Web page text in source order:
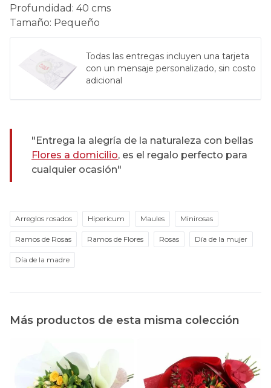
Profundidad : 40 cms
Tamaño: Pequeño
Todas las entregas incluyen una tarjeta
con un mensaje personalizado, sin costo
adicional
"Entrega la alegría de la naturaleza con bellas
Flores a domicilio, es el regalo perfecto para
cualquier ocasión"
Arreglos rosados Hipericum Maules Minirosas
Ramos de Rosas Ramos de Flores Rosas Día de la mujer
Día de la madre
Más productos de esta misma colección